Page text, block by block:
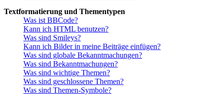
Textformatierung und Thementypen
Was ist BBCode?
Kann ich HTML benutzen?
Was sind Smileys?
Kann ich Bilder in meine Beiträge einfügen?
Was sind globale Bekanntmachungen?
Was sind Bekanntmachungen?
Was sind wichtige Themen?
Was sind geschlossene Themen?
Was sind Themen-Symbole?